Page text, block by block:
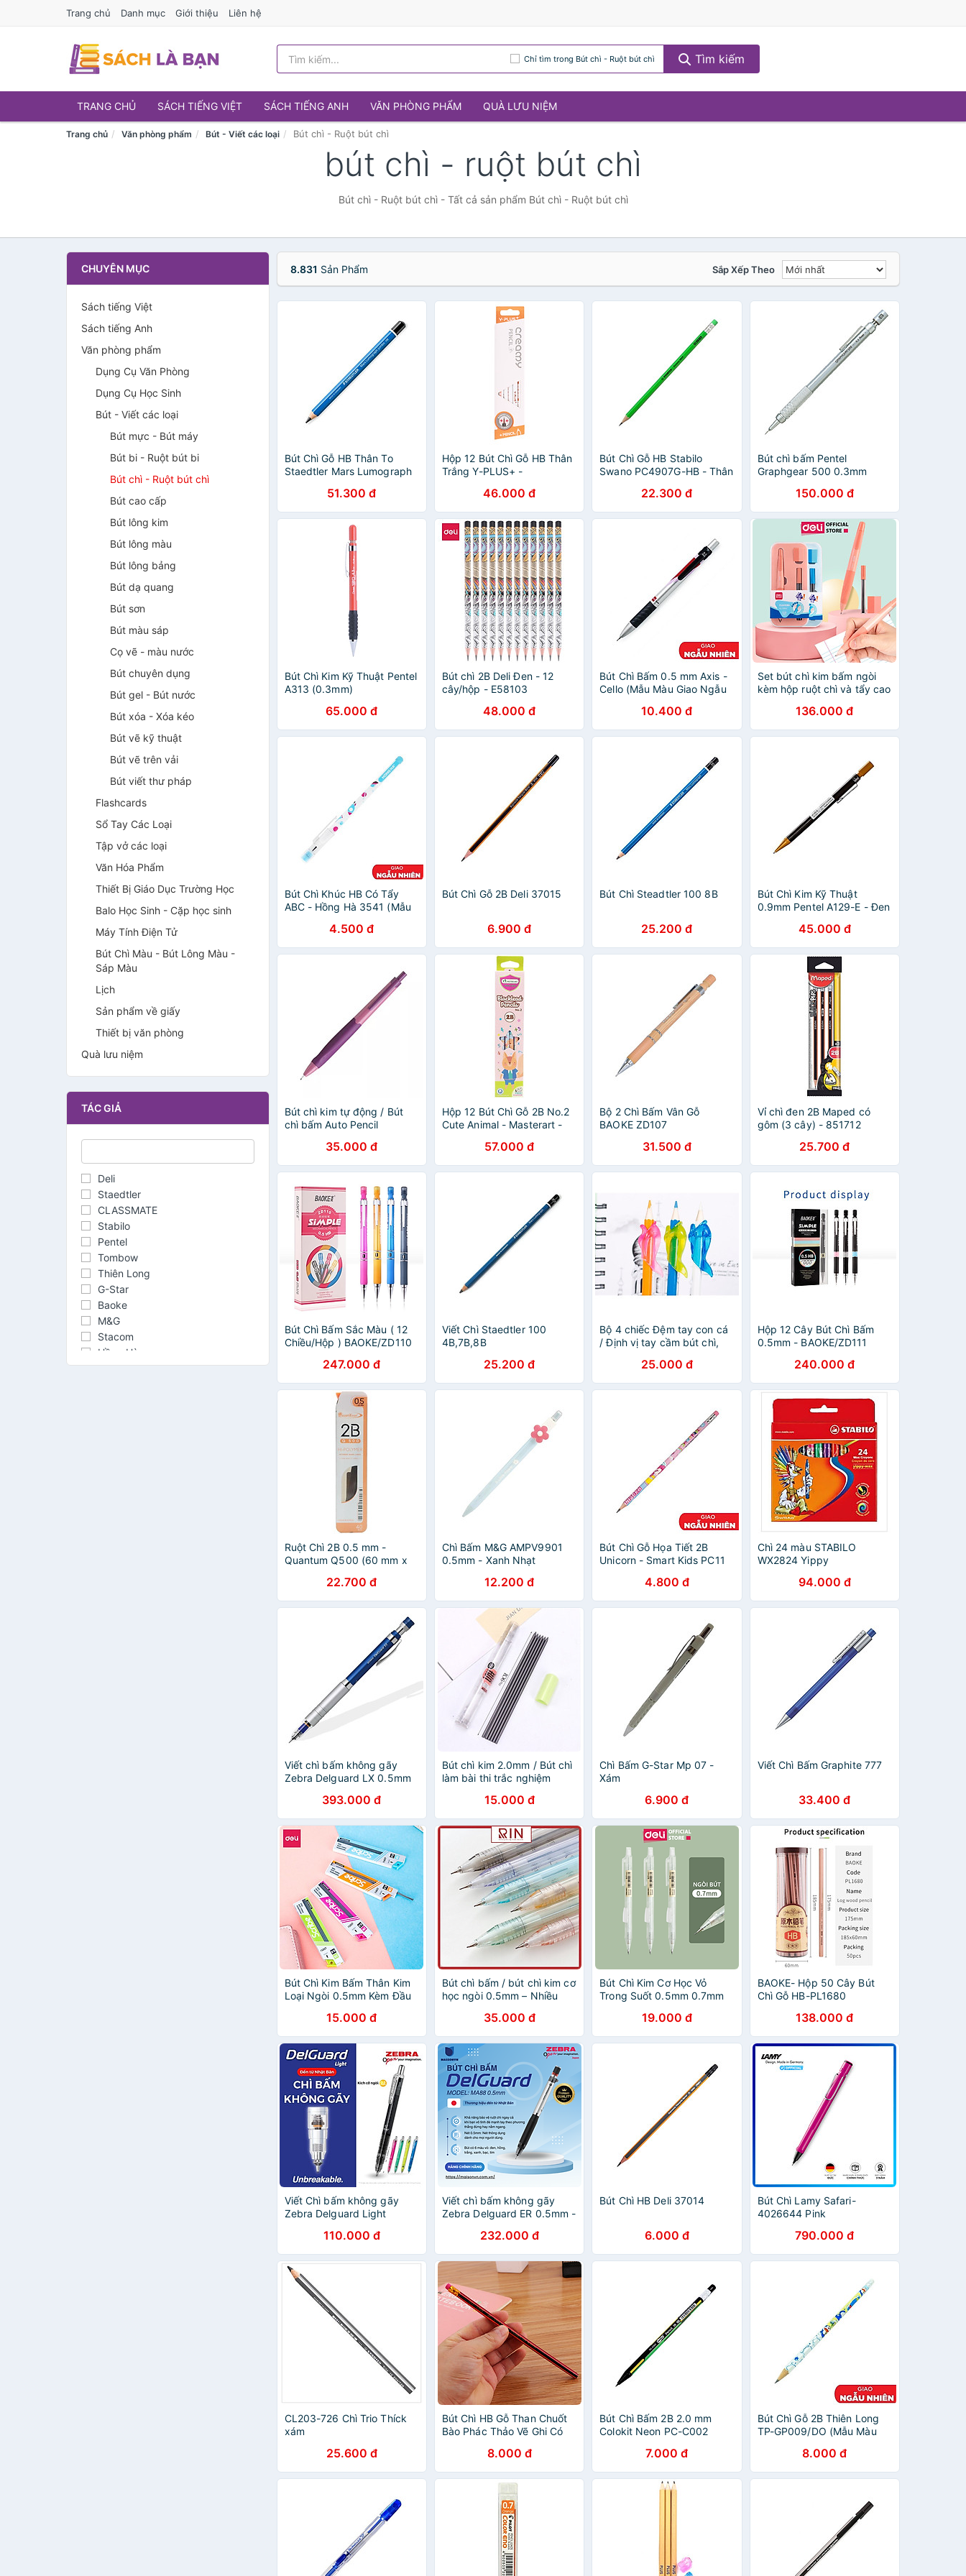
Trang chủ Danh mục Giới thiệu Liên hệ
Chỉ tìm trong Bút chì - Ruột bút chì Tìm kiếm
TRANG CHỦ SÁCH TIẾNG VIỆT SÁCH TIẾNG ANH VĂN PHÒNG PHẨM QUÀ LƯU NIỆM
Trang chủ Văn phòng phẩm Bút - Viết các loại Bút chì - Ruột bút chì
bút chì - ruột bút chì
Bút chì - Ruột bút chì - Tất cả sản phẩm Bút chì - Ruột bút chì
CHUYÊN MỤC
Sách tiếng Việt
Sách tiếng Anh
Văn phòng phẩm
Dụng Cụ Văn Phòng
Dụng Cụ Học Sinh
Bút - Viết các loại
Bút mực - Bút máy
Bút bi - Ruột bút bi
Bút chì - Ruột bút chì
Bút cao cấp
Bút lông kim
Bút lông màu
Bút lông bảng
Bút dạ quang
Bút sơn
Bút màu sáp
Cọ vẽ - màu nước
Bút chuyên dụng
Bút gel - Bút nước
Bút xóa - Xóa kéo
Bút vẽ kỹ thuật
Bút vẽ trên vải
Bút viết thư pháp
Flashcards
Sổ Tay Các Loại
Tập vở các loại
Văn Hóa Phẩm
Thiết Bị Giáo Dục Trường Học
Balo Học Sinh - Cặp học sinh
Máy Tính Điện Tử
Bút Chì Màu - Bút Lông Màu -
Sáp Màu
Lịch
Sản phẩm về giấy
Thiết bị văn phòng
Quà lưu niệm
TÁC GIẢ
Deli
Staedtler
CLASSMATE
Stabilo
Pentel
Tombow
Thiên Long
G-Star
Baoke
M&G
Stacom
Hồng Hà
PILOT
8.831 Sản Phẩm Sắp Xếp Theo
Bút Chì Gỗ HB Thân To
Staedtler Mars Lumograph
51.300 đ
Hộp 12 Bút Chì Gỗ HB Thân
Trắng Y-PLUS+ -
46.000 đ
Bút Chì Gỗ HB Stabilo
Swano PC4907G-HB - Thân
22.300 đ
Bút chì bấm Pentel
Graphgear 500 0.3mm
150.000 đ
Bút Chì Kim Kỹ Thuật Pentel
A313 (0.3mm)
65.000 đ
Bút chì 2B Deli Đen - 12
cây/hộp - E58103
48.000 đ
Bút Chì Bấm 0.5 mm Axis -
Cello (Mẫu Màu Giao Ngẫu
10.400 đ
Set bút chì kim bấm ngòi
kèm hộp ruột chì và tẩy cao
phòng, tiện lợi, nhỏ gọn,
màu sắc trẻ trung
136.000 đ
Bút Chì Khúc HB Có Tẩy
ABC - Hồng Hà 3541 (Mẫu
4.500 đ
Bút Chì Gỗ 2B Deli 37015
6.900 đ
Bút Chì Steadtler 100 8B
25.200 đ
Bút Chì Kim Kỹ Thuật
0.9mm Pentel A129-E - Đen
45.000 đ
Bút chì kim tự động / Bút
chì bấm Auto Pencil
chì, có đệm cao su kháng
khuẩn
35.000 đ
Hộp 12 Bút Chì Gỗ 2B No.2
Cute Animal - Masterart -
57.000 đ
Bộ 2 Chì Bấm Vân Gỗ
BAOKE ZD107
31.500 đ
Vỉ chì đen 2B Maped có
gôm (3 cây) - 851712
25.700 đ
Bút Chì Bấm Sắc Màu ( 12
Chiều/Hộp ) BAOKE/ZD110
247.000 đ
Viết Chì Staedtler 100
4B,7B,8B
25.200 đ
Bộ 4 chiếc Đệm tay con cá
/ Định vị tay cầm bút chì,
25.000 đ
Hộp 12 Cây Bút Chì Bấm
0.5mm - BAOKE/ZD111
240.000 đ
Ruột Chì 2B 0.5 mm -
Quantum Q500 (60 mm x
22.700 đ
Chì Bấm M&G AMPV9901
0.5mm - Xanh Nhạt
12.200 đ
Bút Chì Gỗ Họa Tiết 2B
Unicorn - Smart Kids PC11
4.800 đ
Chì 24 màu STABILO
WX2824 Yippy
94.000 đ
Viết chì bấm không gãy
Zebra Delguard LX 0.5mm
393.000 đ
Bút chì kim 2.0mm / Bút chì
làm bài thi trắc nghiệm
15.000 đ
Chì Bấm G-Star Mp 07 -
Xám
6.900 đ
Viết Chì Bấm Graphite 777
33.400 đ
Bút Chì Kim Bấm Thân Kim
Loại Ngòi 0.5mm Kèm Đầu
Cho Văn Phòng, Nhà
Trường, Vẽ Kĩ Thuật
15.000 đ
Bút chì bấm / bút chì kim cơ
học ngòi 0.5mm – Nhiều
35.000 đ
Bút Chì Kim Cơ Học Vỏ
Trong Suốt 0.5mm 0.7mm
Tẩy Dành Cho Học Sinh Văn
Phòng - SH102 SH103
SH112 SH113
19.000 đ
BAOKE- Hộp 50 Cây Bút
Chì Gỗ HB-PL1680
138.000 đ
Viết Chì bấm không gãy
Zebra Delguard Light
110.000 đ
Viết chì bấm không gãy
Zebra Delguard ER 0.5mm -
232.000 đ
Bút Chì HB Deli 37014
6.000 đ
Bút Chì Lamy Safari-
4026644 Pink
790.000 đ
CL203-726 Chì Trio Thíck
xám
25.600 đ
Bút Chì HB Gỗ Than Chuốt
Bào Phác Thảo Vẽ Ghi Có
8.000 đ
Bút Chì Bấm 2B 2.0 mm
Colokit Neon PC-C002
7.000 đ
Bút Chì Gỗ 2B Thiên Long
TP-GP009/DO (Mẫu Màu
8.000 đ